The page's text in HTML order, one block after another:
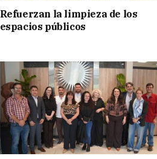
Refuerzan la limpieza de los
espacios públicos